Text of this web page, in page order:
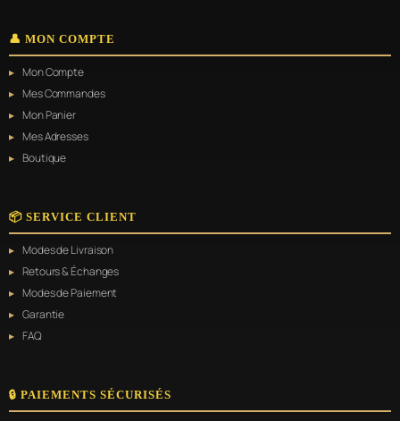
👤 MON COMPTE
Mon Compte
Mes Commandes
Mon Panier
Mes Adresses
Boutique
📦 SERVICE CLIENT
Modes de Livraison
Retours & Échanges
Modes de Paiement
Garantie
FAQ
🔒 PAIEMENTS SÉCURISÉS